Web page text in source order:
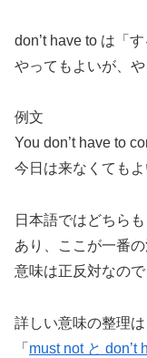
don’t have to は「
やってもよいが、
例文
You don’t have to
今日は来なくてもよ
日本語ではどちら
あり、ここが一番の
意味は正反対なの
詳しい意味の整理は
「 must not と don’t